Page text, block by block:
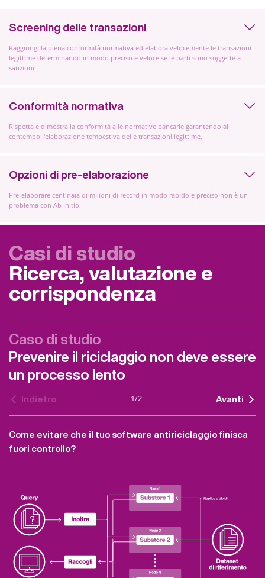
Screening delle transazioni
Raggiungi la piena conformità normativa ed elabora velocemente le transazioni
legittime determinando in modo preciso e veloce se le parti sono soggette a
sanzioni.
Conformità normativa
Rispetta e dimostra la conformità alle normative bancarie garantendo al
contempo l'elaborazione tempestiva delle transazioni legittime.
Opzioni di pre-elaborazione
Pre-elaborare centinaia di milioni di record in modo rapido e preciso non è un
problema con Ab Initio.
Casi di studio
Ricerca, valutazione e
corrispondenza
Caso di studio
Prevenire il riciclaggio non deve essere
un processo lento
Indietro 1/2 Avanti
Come evitare che il tuo software antiriciclaggio finisca
fuori controllo?